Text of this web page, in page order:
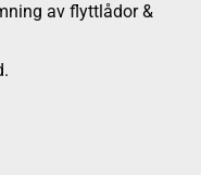
av flyttlådor &